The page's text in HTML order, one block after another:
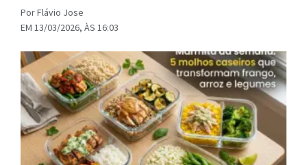
Por Flávio Jose
EM 13/03/2026, ÀS 16:03